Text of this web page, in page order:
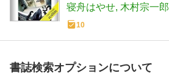
寝舟はやせ 木村宗一郎
10
書誌検索オプションについて